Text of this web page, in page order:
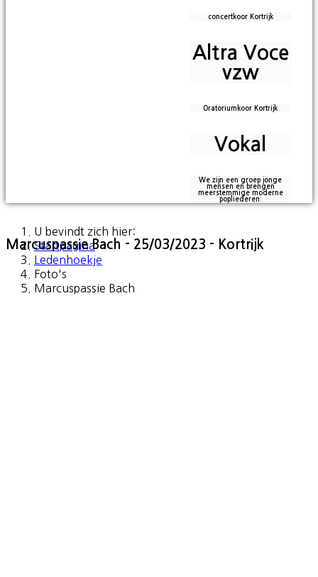
concertkoor Kortrijk
Altra Voce
vzw
Oratoriumkoor Kortrijk
Vokal
We zijn een groep jonge
mensen en brengen
meerstemmige moderne
popliederen.
U bevindt zich hier:
Startpagina
Ledenhoekje
Foto's
Marcuspassie Bach
Marcuspassie Bach - 25/03/2023 - Kortrijk